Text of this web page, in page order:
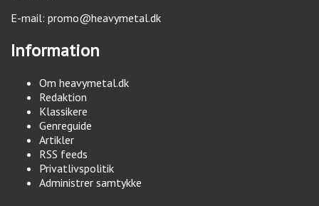
E-mail: promo@heavymetal.dk
Information
Om heavymetal.dk
Redaktion
Klassikere
Genreguide
Artikler
RSS feeds
Privatlivspolitik
Administrer samtykke